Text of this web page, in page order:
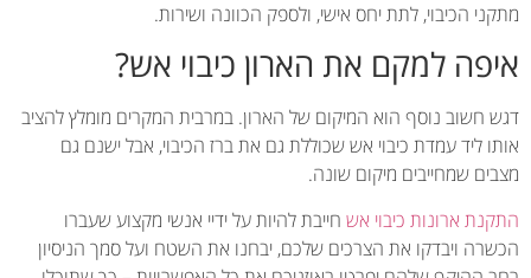
הכיבוי, לתת יחס אישי, ולספק הכוונה ושירות.
למקם את הארון כיבוי אש?
חשוב נוסף הוא המיקום של הארון. במרבית המקרים מומלץ להציב
ליד עמדת כיבוי אש שכוללת גם את ברז הכיבוי, אבל ישנם גם
שמחייבים מיקום שונה.
ארונות כיבוי אשחייבת להיות על ידיי אנשי מקצוע שעברו
ויבדקו את הצרכים שלכם, יבחנו את השטח ועל סמך הניסיון